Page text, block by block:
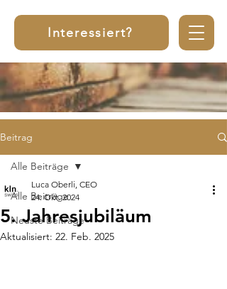
Interessiert?
Beitrag
Alle Beiträge
Neuste Beiträge
Alle Beiträge
5. Jahresjubiläum
Luca Oberli, CEO
24. Okt. 2024
Aktualisiert: 22. Feb. 2025